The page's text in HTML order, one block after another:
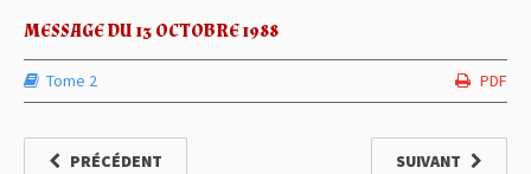
MESSAGE DU 13 OCTOBRE 1988
Tome 2 PDF
PRÉCÉDENT SUIVANT